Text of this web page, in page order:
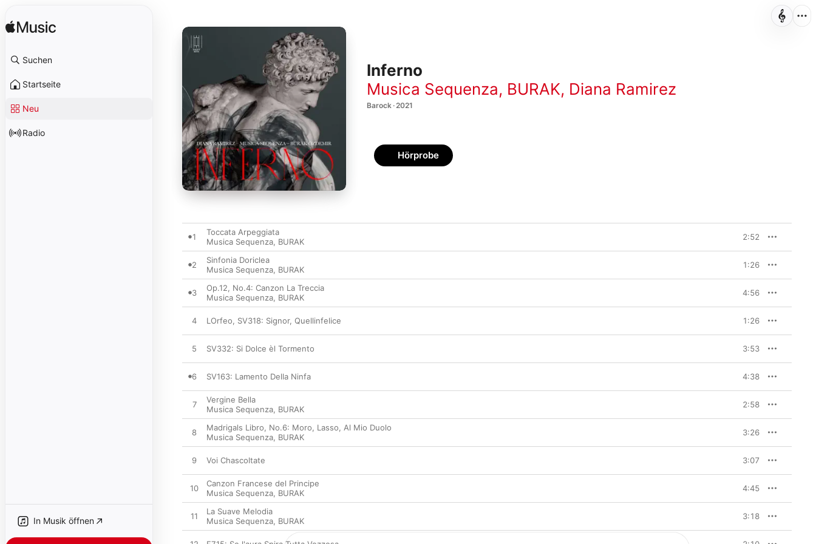
Suchen
Startseite
Neu
Radio
In Musik öffnen
Inferno
Musica Sequenza, BURAK, Diana Ramirez
Barock · 2021
Hörprobe
1
Toccata Arpeggiata
Musica Sequenza, BURAK 2:52
2
Sinfonia Doriclea
Musica Sequenza, BURAK 1:26
3
Op.12, No.4: Canzon La Treccia
Musica Sequenza, BURAK 4:56
4 LOrfeo, SV318: Signor, Quellinfelice 1:26
5 SV332: Si Dolce èl Tormento 3:53
6 SV163: Lamento Della Ninfa 4:38
7
Vergine Bella
Musica Sequenza, BURAK 2:58
8
Madrigals Libro, No.6: Moro, Lasso, Al Mio Duolo
Musica Sequenza, BURAK 3:26
9 Voi Chascoltate 3:07
10
Canzon Francese del Principe
Musica Sequenza, BURAK 4:45
11
La Suave Melodia
Musica Sequenza, BURAK 3:18